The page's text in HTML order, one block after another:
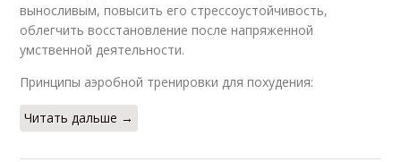
выносливым, повысить его стрессоустойчивость,
облегчить восстановление после напряженной
умственной деятельности.
Принципы аэробной тренировки для похудения:
Читать дальше →